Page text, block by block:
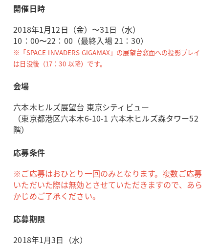
開催日時
2018年1月12日（金）〜31日（水）
10：00〜22：00（最終入場 21：30）
※「SPACE INVADERS GIGAMAX」の展望台窓面への投影プレイ
は日没後（17：30 以降）です。
会場
六本木ヒルズ展望台 東京シティビュー
（東京都港区六本木6-10-1 六本木ヒルズ森タワー52
階）
応募条件
※ご応募はおひとり一回のみとなります。複数ご応募
いただいた際は無効とさせていただきますので、あら
かじめご了承ください。
応募期限
2018年1月3日（水）